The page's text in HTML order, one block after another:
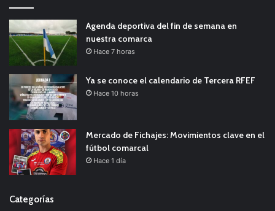
Agenda deportiva del fin de semana en
nuestra comarca
Hace 7 horas
Ya se conoce el calendario de Tercera RFEF
Hace 10 horas
Mercado de Fichajes: Movimientos clave en el
fútbol comarcal
Hace 1 día
Categorías